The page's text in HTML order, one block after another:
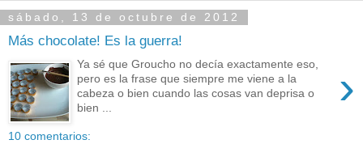
sábado, 13 de octubre de 2012
Más chocolate! Es la guerra!
›
Ya sé que Groucho no decía exactamente eso,
pero es la frase que siempre me viene a la
cabeza o bien cuando las cosas van deprisa o
bien ...
10 comentarios: